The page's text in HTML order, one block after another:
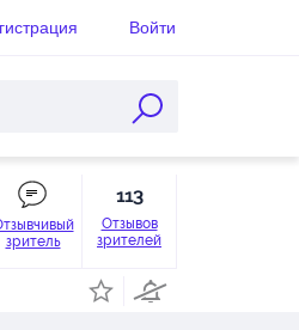
Войти
зритель
113
Отзывов
зрителей